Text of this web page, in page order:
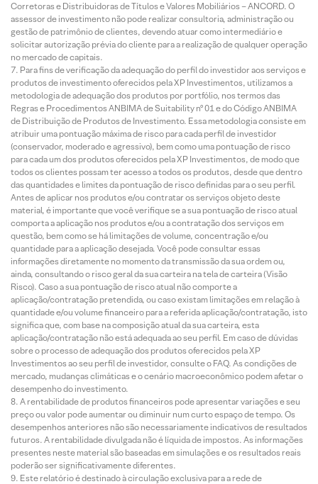
Corretoras e Distribuidoras de Títulos e Valores Mobiliários – ANCORD. O
assessor de investimento não pode realizar consultoria, administração ou
gestão de patrimônio de clientes, devendo atuar como intermediário e
solicitar autorização prévia do cliente para a realização de qualquer operação
no mercado de capitais.
Para fins de verificação da adequação do perfil do investidor aos serviços e
produtos de investimento oferecidos pela XP Investimentos, utilizamos a
metodologia de adequação dos produtos por portfólio, nos termos das
Regras e Procedimentos ANBIMA de Suitability nº 01 e do Código ANBIMA
de Distribuição de Produtos de Investimento. Essa metodologia consiste em
atribuir uma pontuação máxima de risco para cada perfil de investidor
(conservador, moderado e agressivo), bem como uma pontuação de risco
para cada um dos produtos oferecidos pela XP Investimentos, de modo que
todos os clientes possam ter acesso a todos os produtos, desde que dentro
das quantidades e limites da pontuação de risco definidas para o seu perfil.
Antes de aplicar nos produtos e/ou contratar os serviços objeto deste
material, é importante que você verifique se a sua pontuação de risco atual
comporta a aplicação nos produtos e/ou a contratação dos serviços em
questão, bem como se há limitações de volume, concentração e/ou
quantidade para a aplicação desejada. Você pode consultar essas
informações diretamente no momento da transmissão da sua ordem ou,
ainda, consultando o risco geral da sua carteira na tela de carteira (Visão
Risco). Caso a sua pontuação de risco atual não comporte a
aplicação/contratação pretendida, ou caso existam limitações em relação à
quantidade e/ou volume financeiro para a referida aplicação/contratação, isto
significa que, com base na composição atual da sua carteira, esta
aplicação/contratação não está adequada ao seu perfil. Em caso de dúvidas
sobre o processo de adequação dos produtos oferecidos pela XP
Investimentos ao seu perfil de investidor, consulte o FAQ. As condições de
mercado, mudanças climáticas e o cenário macroeconômico podem afetar o
desempenho do investimento.
A rentabilidade de produtos financeiros pode apresentar variações e seu
preço ou valor pode aumentar ou diminuir num curto espaço de tempo. Os
desempenhos anteriores não são necessariamente indicativos de resultados
futuros. A rentabilidade divulgada não é líquida de impostos. As informações
presentes neste material são baseadas em simulações e os resultados reais
poderão ser significativamente diferentes.
Este relatório é destinado à circulação exclusiva para a rede de